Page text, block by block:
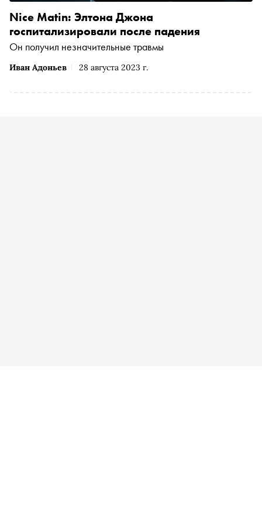
Иван Адоньев 28 августа 2023 г.
Nice Matin: Элтона Джона
госпитализировали после падения
Он получил незначительные травмы